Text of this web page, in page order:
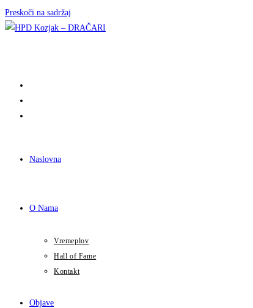
Preskoči na sadržaj
Naslovna
O Nama
Vremeplov
Hall of Fame
Kontakt
Objave